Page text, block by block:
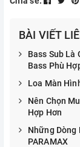
BÀI VIẾT
Bass Sub Là
Bass Phù
Loa Màn
Nên Chọn
Hợp Hơn
Những Dòng
PARAMAX